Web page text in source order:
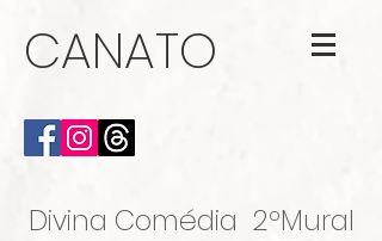
CANATO
Divina Comédia 2ºMural